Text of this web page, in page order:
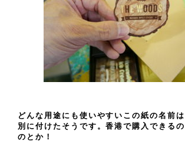
どんな用途にも使いやすいこの紙の名前
別に付けたそうです。香港で購入できる
のとか！